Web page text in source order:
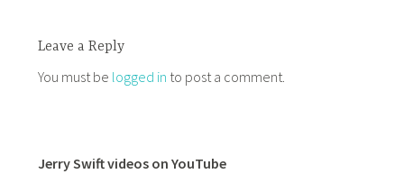
Leave a Reply
You must be logged in to post a comment.
Jerry Swift videos on YouTube